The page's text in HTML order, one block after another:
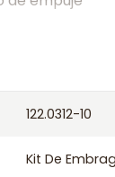
en
de
122.0312-10
Kit De